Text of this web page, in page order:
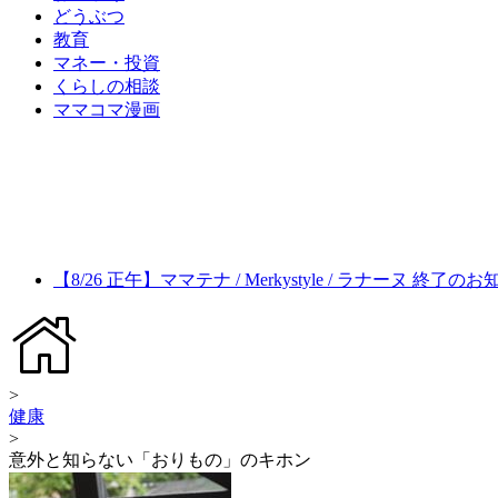
どうぶつ
教育
マネー・投資
くらしの相談
ママコマ漫画
【8/26 正午】ママテナ / Merkystyle / ラナーヌ 終了のお
>
健康
>
意外と知らない「おりもの」のキホン